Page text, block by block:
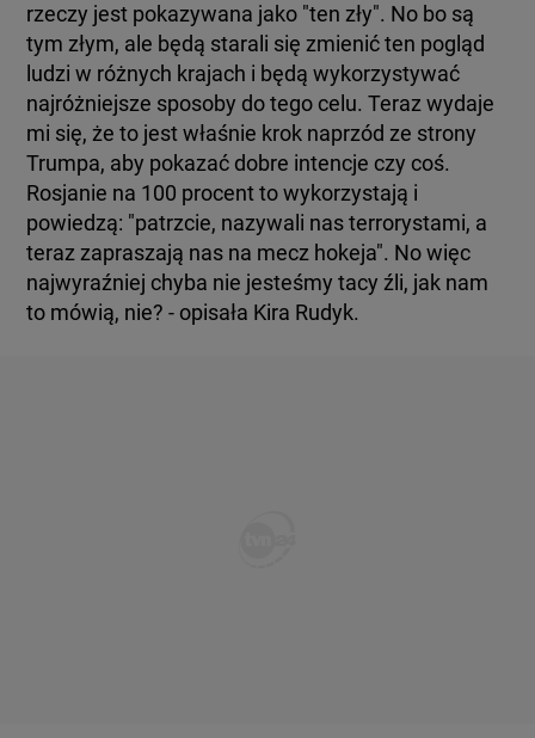
rzeczy jest pokazywana jako "ten zły". No bo są
tym złym, ale będą starali się zmienić ten pogląd
ludzi w różnych krajach i będą wykorzystywać
najróżniejsze sposoby do tego celu. Teraz wydaje
mi się, że to jest właśnie krok naprzód ze strony
Trumpa, aby pokazać dobre intencje czy coś.
Rosjanie na 100 procent to wykorzystają i
powiedzą: "patrzcie, nazywali nas terrorystami, a
teraz zapraszają nas na mecz hokeja". No więc
najwyraźniej chyba nie jesteśmy tacy źli, jak nam
to mówią, nie? - opisała Kira Rudyk.